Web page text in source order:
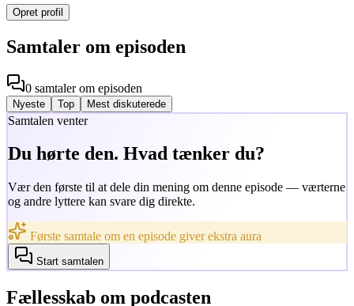
Opret profil
Samtaler om episoden
0 samtalerom episoden
Nyeste Top Mest diskuterede
Samtalen venter
Du hørte den. Hvad tænker du?
Vær den første til at dele din mening om denne episode — værterne
og andre lyttere kan svare dig direkte.
Første samtale om en episode giver ekstra aura
Start samtalen
Fællesskab om podcasten